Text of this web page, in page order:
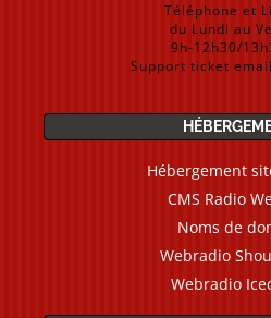
Téléphone et
du Lundi au
9h-12h30/
Support ticket
Hébergement
CMS Radio
Noms de
Webradio
Webradio